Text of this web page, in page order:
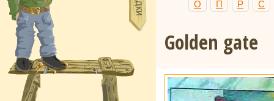
О
П Р С
Golden gate